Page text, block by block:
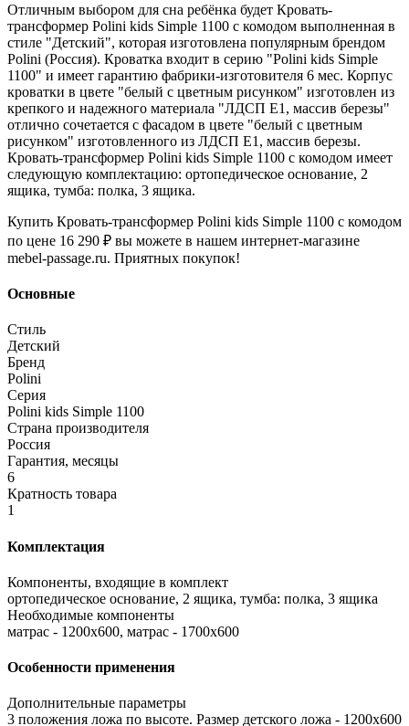
Отличным выбором для сна ребёнка будет Кровать-
трансформер Polini kids Simple 1100 с комодом выполненная в
стиле "Детский", которая изготовлена популярным брендом
Polini (Россия). Кроватка входит в серию "Polini kids Simple
1100" и имеет гарантию фабрики-изготовителя 6 мес. Корпус
кроватки в цвете "белый с цветным рисунком" изготовлен из
крепкого и надежного материала "ЛДСП Е1, массив березы"
отлично сочетается с фасадом в цвете "белый с цветным
рисунком" изготовленного из ЛДСП Е1, массив березы.
Кровать-трансформер Polini kids Simple 1100 с комодом имеет
следующую комплектацию: ортопедическое основание, 2
ящика, тумба: полка, 3 ящика.
Купить Кровать-трансформер Polini kids Simple 1100 с комодом
по цене 16 290 ₽ вы можете в нашем интернет-магазине
mebel-passage.ru. Приятных покупок!
Основные
Стиль
Детский
Бренд
Polini
Серия
Polini kids Simple 1100
Страна производителя
Россия
Гарантия, месяцы
6
Кратность товара
1
Комплектация
Компоненты, входящие в комплект
ортопедическое основание, 2 ящика, тумба: полка, 3 ящика
Необходимые компоненты
матрас - 1200x600, матрас - 1700x600
Особенности применения
Дополнительные параметры
3 положения ложа по высоте. Размер детского ложа - 1200x600